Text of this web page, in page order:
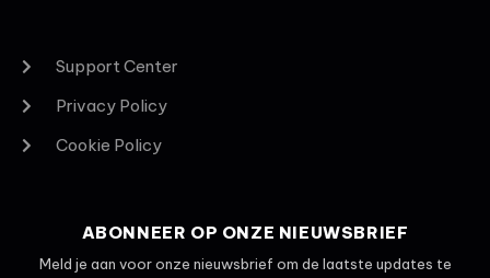
Support Center
Privacy Policy
Cookie Policy
ABONNEER OP ONZE NIEUWSBRIEF
Meld je aan voor onze nieuwsbrief om de laatste updates te